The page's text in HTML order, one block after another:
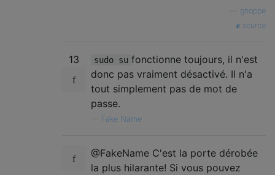
ghoppe
source
13 sudo su fonctionne toujours, il n'est
donc pas vraiment désactivé. Il n'a
tout simplement pas de mot de
passe.
Fake Name
@FakeName C'est la porte dérobée
la plus hilarante! Si vous pouvez